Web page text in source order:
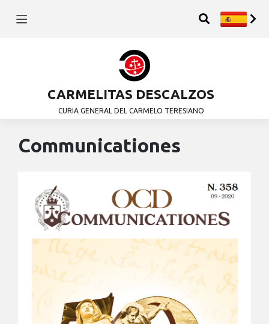
CARMELITAS DESCALZOS
CURIA GENERAL DEL CARMELO TERESIANO
Communicationes